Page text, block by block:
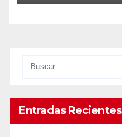
Entradas Recientes